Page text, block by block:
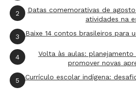
estabelece a criação de
profissional da Educação
nos termos de lei federal".
3. Finalmente, o artigo 22
diz que cabe à União
2
Datas comemorativas de
atividades na
3 Baixe 14 contos brasileiros para
4
Volta às aulas:
promover novas
5 Currículo escolar indígena: